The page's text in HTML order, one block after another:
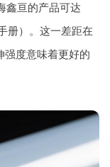
鑫亘的产品可达
册）。这一差距在
度意味着更好的